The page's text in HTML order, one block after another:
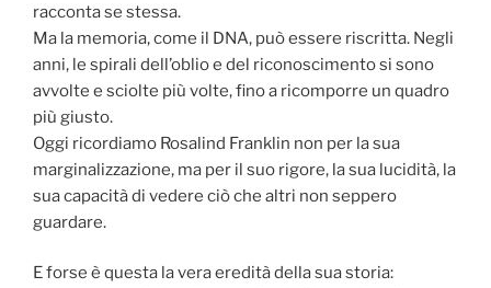
racconta se stessa.
Ma la memoria, come il DNA, può essere riscritta. Negli
anni, le spirali dell’oblio e del riconoscimento si sono
avvolte e sciolte più volte, fino a ricomporre un quadro
più giusto.
Oggi ricordiamo Rosalind Franklin non per la sua
marginalizzazione, ma per il suo rigore, la sua lucidità, la
sua capacità di vedere ciò che altri non seppero
guardare.
E forse è questa la vera eredità della sua storia: